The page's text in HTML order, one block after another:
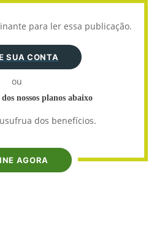
para ler essa publicação.
SUA CONTA
ou
nossos planos abaixo
dos benefícios.
AGORA